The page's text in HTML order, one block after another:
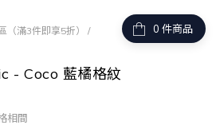
件商品
（滿3件即享5折）
/
- Coco 藍橘格紋
相間